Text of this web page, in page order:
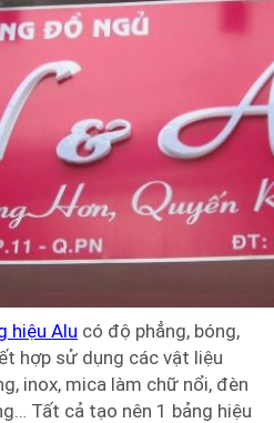
hiệu Alu có độ phẳng, bóng,
hợp sử dụng các vật liệu
inox, mica làm chữ nổi, đèn
Tất cả tạo nên 1 bảng hiệu